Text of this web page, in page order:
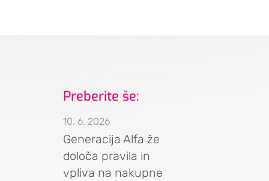
Preberite še:
10. 6. 2026
Generacija Alfa že
določa pravila in
vpliva na nakupne